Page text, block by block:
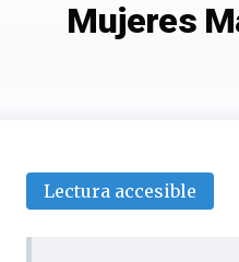
Mujeres
Lectura accesible